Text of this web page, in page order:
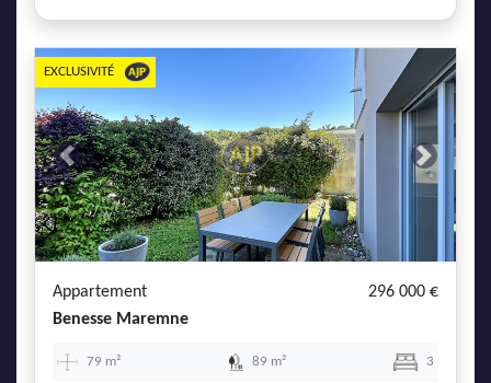
Previous Next
EXCLUSIVITÉ
Appartement
296 000 €
Benesse Maremne
79 m² 89 m² 3